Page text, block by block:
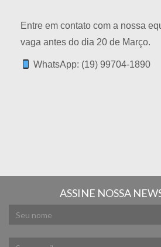
Entre em contato com a nossa
vaga antes do dia 20 de Março.
WhatsApp: (19) 99704-1890
ASSINE NOSSA